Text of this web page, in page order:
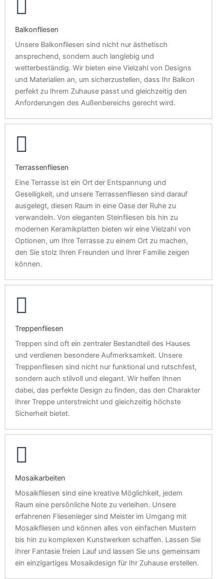
Balkonfliesen
Unsere Balkonfliesen sind nicht nur ästhetisch
ansprechend, sondern auch langlebig und
wetterbeständig. Wir bieten eine Vielzahl von Designs
und Materialien an, um sicherzustellen, dass Ihr Balkon
perfekt zu Ihrem Zuhause passt und gleichzeitig den
Anforderungen des Außenbereichs gerecht wird.
Terrassenfliesen
Eine Terrasse ist ein Ort der Entspannung und
Geselligkeit, und unsere Terrassenfliesen sind darauf
ausgelegt, diesen Raum in eine Oase der Ruhe zu
verwandeln. Von eleganten Steinfliesen bis hin zu
modernen Keramikplatten bieten wir eine Vielzahl von
Optionen, um Ihre Terrasse zu einem Ort zu machen,
den Sie stolz Ihren Freunden und Ihrer Familie zeigen
können.
Treppenfliesen
Treppen sind oft ein zentraler Bestandteil des Hauses
und verdienen besondere Aufmerksamkeit. Unsere
Treppenfliesen sind nicht nur funktional und rutschfest,
sondern auch stilvoll und elegant. Wir helfen Ihnen
dabei, das perfekte Design zu finden, das den Charakter
Ihrer Treppe unterstreicht und gleichzeitig höchste
Sicherheit bietet.
Mosaikarbeiten
Mosaikfliesen sind eine kreative Möglichkeit, jedem
Raum eine persönliche Note zu verleihen. Unsere
erfahrenen Fliesenleger sind Meister im Umgang mit
Mosaikfliesen und können alles von einfachen Mustern
bis hin zu komplexen Kunstwerken schaffen. Lassen Sie
Ihrer Fantasie freien Lauf und lassen Sie uns gemeinsam
ein einzigartiges Mosaikdesign für Ihr Zuhause erstellen.